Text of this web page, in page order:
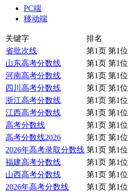
PC端
移动端
关键字 排名
省批次线
第1页 第1位
山东高考分数线
第1页 第1位
河南高考分数线
第1页 第1位
四川高考分数线
第1页 第1位
浙江高考分数线
第1页 第1位
江西高考分数线
第1页 第1位
高考分数线
第1页 第1位
高考分数线2026
第1页 第1位
2026年高考录取分数线 第1页 第1位
福建高考分数线
第1页 第1位
山西高考分数线
第1页 第1位
2026年高考分数线
第1页 第1位